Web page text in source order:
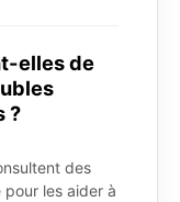
elles de
?
des
les aider à